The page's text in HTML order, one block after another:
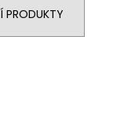
PRODUKTY